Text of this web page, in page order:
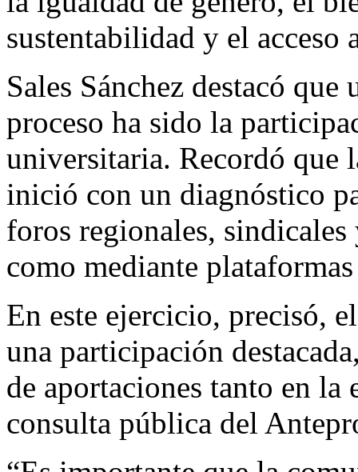
sustentabilidad y el
Sales Sánchez destacó
proceso ha sido la
universitaria. Recordó que
inició con un diagnóstico
foros regionales,
como mediante
En este ejercicio, precisó,
una participación
de aportaciones tanto en la
consulta pública del